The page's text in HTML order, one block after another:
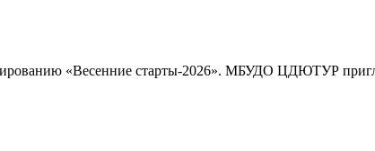
«Весенние старты-2026». МБУДО ЦДЮТУР